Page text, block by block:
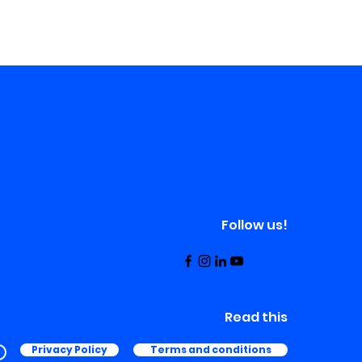
Follow us!
Read this
Privacy Policy Terms and conditions